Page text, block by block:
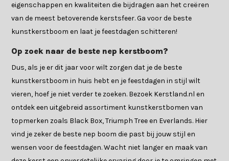
eigenschappen en kwaliteiten die bijdragen aan het creëren
van de meest betoverende kerstsfeer. Ga voor de beste
kunstkerstboom en laat je feestdagen schitteren!
Op zoek naar de beste nep kerstboom?
Dus, als je er dit jaar voor wilt zorgen dat je de beste
kunstkerstboom in huis hebt en je feestdagen in stijl wilt
vieren, hoef je niet verder te zoeken. Bezoek Kerstland.nl en
ontdek een uitgebreid assortiment kunstkerstbomen van
topmerken zoals Black Box, Triumph Tree en Everlands. Hier
vind je zeker de beste nep boom die past bij jouw stijl en
wensen voor de feestdagen. Wacht niet langer en maak van